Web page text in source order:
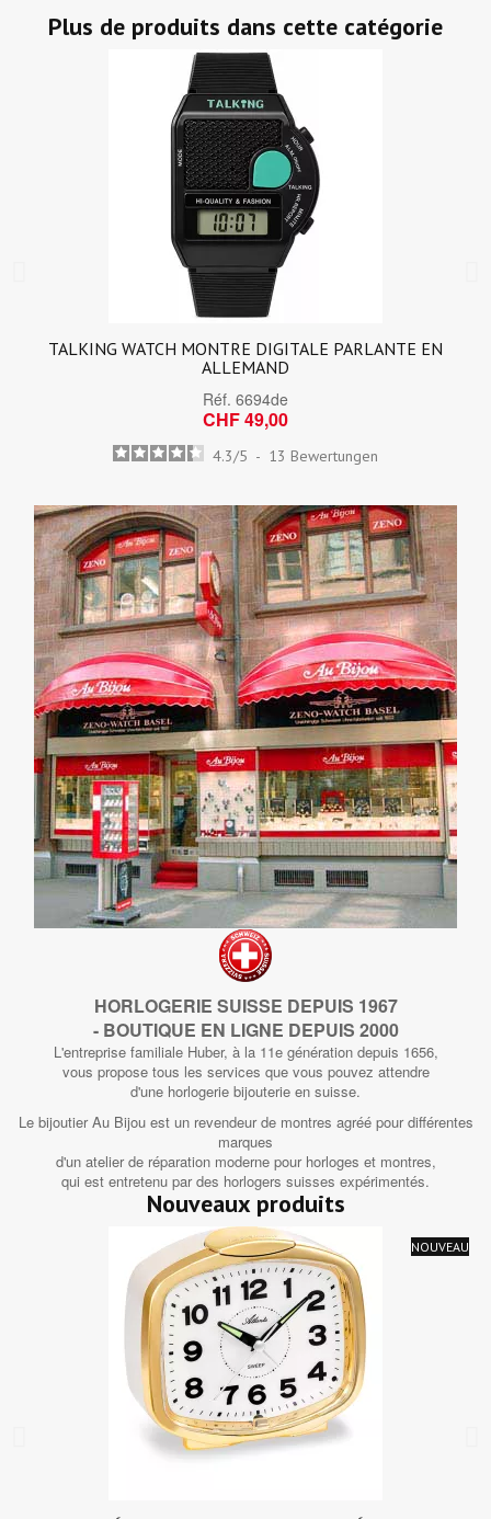
Plus de produits dans cette catégorie
TALKING WATCH MONTRE DIGITALE PARLANTE EN
ALLEMAND
Réf. 6694de
CHF 49,00
4.3/5 - 13 Bewertungen
HORLOGERIE SUISSE DEPUIS 1967
- BOUTIQUE EN LIGNE DEPUIS 2000
L'entreprise familiale Huber, à la 11e génération depuis 1656,
vous propose tous les services que vous pouvez attendre
d'une horlogerie bijouterie en suisse.
Le bijoutier Au Bijou est un revendeur de montres agréé pour différentes
marques
d'un atelier de réparation moderne pour horloges et montres,
qui est entretenu par des horlogers suisses expérimentés.
Nouveaux produits
NOUVEAU